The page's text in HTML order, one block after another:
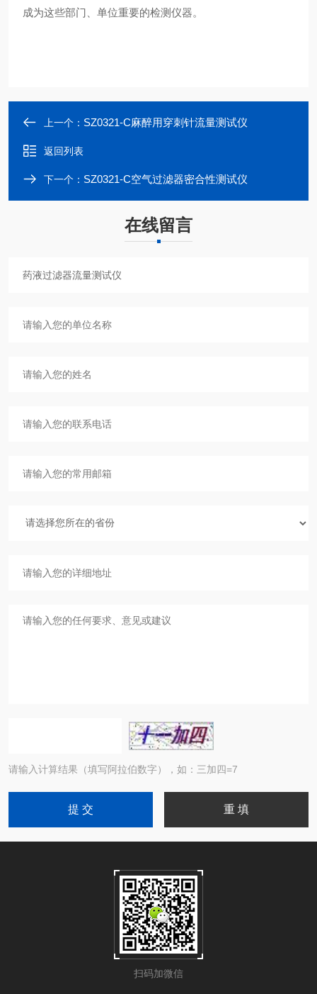
成为这些部门、单位重要的检测仪器。
上一个： SZ0321-C麻醉用穿刺针流量测试仪
返回列表
下一个： SZ0321-C空气过滤器密合性测试仪
在线留言
请输入计算结果（填写阿拉伯数字），如：三加四=7
扫码加微信